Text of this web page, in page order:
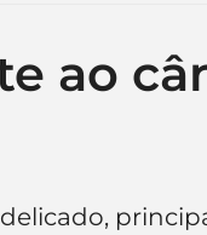
ao